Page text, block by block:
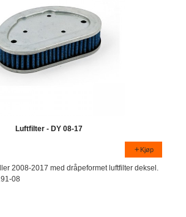
Luftfilter - DY 08-17
Kjøp
2008-2017 med dråpeformet luftfilter deksel.
08